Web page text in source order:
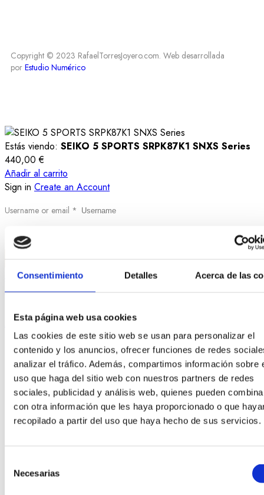
Consentimiento Detalles Acerca de las
Esta página web usa cookies
Las cookies de este sitio web se usan para personalizar el
contenido y los anuncios, ofrecer funciones de redes
analizar el tráfico. Además, compartimos información sobre
uso que haga del sitio web con nuestros partners de redes
sociales, publicidad y análisis web, quienes pueden
con otra información que les haya proporcionado o que
recopilado a partir del uso que haya hecho de sus servicios.
Necesarias
Copyright © 2023 RafaelTorresJoyero.com. Web desarrollada
por Estudio Numérico
Estás viendo: SEIKO 5 SPORTS SRPK87K1 SNXS Series
440,00€
Añadir al carrito
Sign in Create an Account
Username or email *
Password
Lost your password?
All category
All category
Destacados
Firmas Joyería
Joyas
Anillos
Anillos de compromiso
Broches
Gemelos